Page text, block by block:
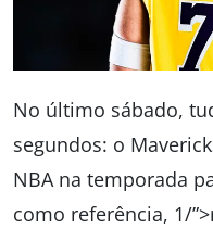
No último sábado,
segundos: o
NBA na temporada
como referência, 1/